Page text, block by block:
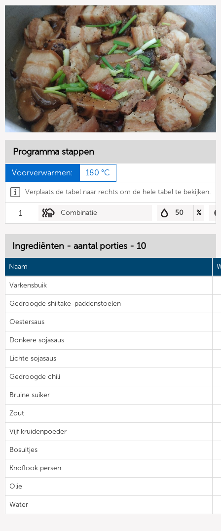
Programma stappen
Voorverwarmen: 180 °C
Verplaats de tabel naar rechts om de hele tabel te bekijken.
1 Combinatie 50 %
Ingrediënten - aantal porties - 10
Naam
Varkensbuik
Gedroogde shiitake-paddenstoelen
Oestersaus
Donkere sojasaus
Lichte sojasaus
Gedroogde chili
Bruine suiker
Zout
Vijf kruidenpoeder
Bosuitjes
Knoflook persen
Olie
Water